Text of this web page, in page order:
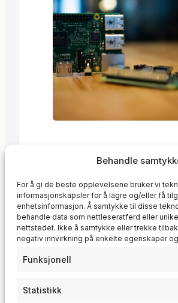
Behandle
For å gi de beste opplevelsene bruker vi
informasjonskapsler for å lagre og/eller få
enhetsinformasjon. Å samtykke til disse
behandle data som nettleseratferd eller
nettstedet. Ikke å samtykke eller trekke
negativ innvirkning på enkelte egenskaper
Funksjonell
Statistikk
Trenger du en Raspberry Pi
rett opp i en nettside? chilipie-
sett-opp-og-glem på sitt
IT-infrastruktur, Tekniske løsninger